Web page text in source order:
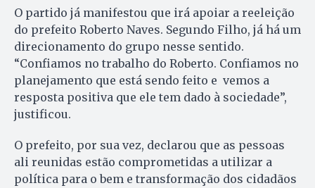
O partido já manifestou que irá apoiar a reeleição
do prefeito Roberto Naves. Segundo Filho, já há um
direcionamento do grupo nesse sentido.
“Confiamos no trabalho do Roberto. Confiamos no
planejamento que está sendo feito e vemos a
resposta positiva que ele tem dado à sociedade”,
justificou.
O prefeito, por sua vez, declarou que as pessoas
ali reunidas estão comprometidas a utilizar a
política para o bem e transformação dos cidadãos